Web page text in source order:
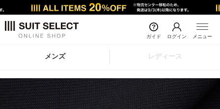
ガイド ログイン メニュー
メンズ レディース